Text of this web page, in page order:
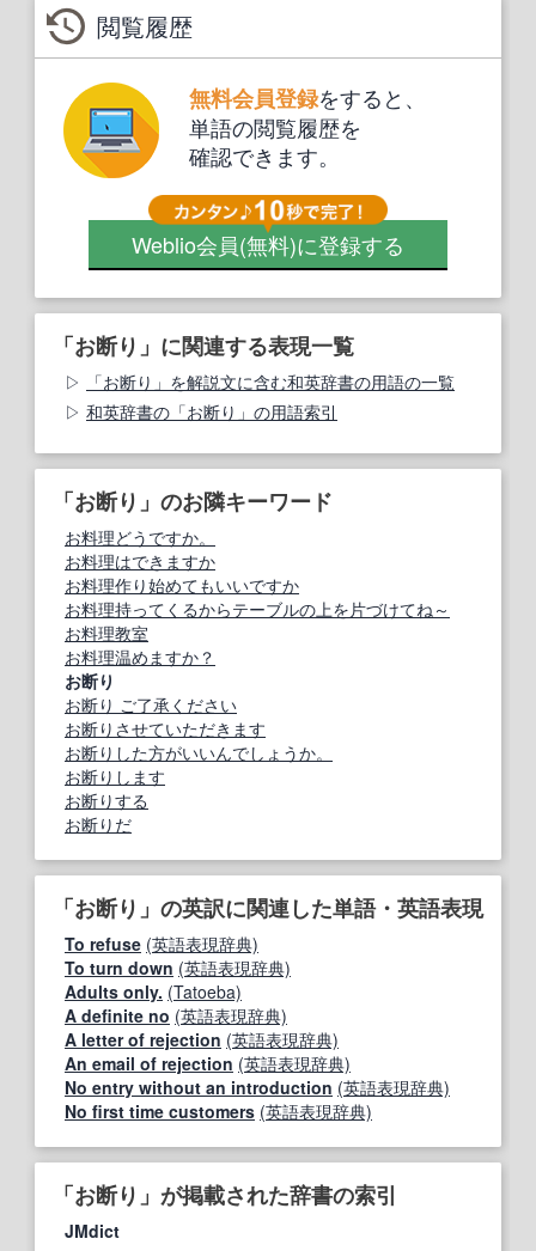
閲覧履歴
無料会員登録をすると、
単語の閲覧履歴を
確認できます。
Weblio会員(無料)に登録する
「お断り」に関連する表現一覧
「お断り」を解説文に含む和英辞書の用語の一覧
和英辞書の「お断り」の用語索引
「お断り」のお隣キーワード
お料理どうですか。
お料理はできますか
お料理作り始めてもいいですか
お料理持ってくるからテーブルの上を片づけてね～
お料理教室
お料理温めますか？
お断り
お断り ご了承ください
お断りさせていただきます
お断りした方がいいんでしょうか。
お断りします
お断りする
お断りだ
「お断り」の英訳に関連した単語・英語表現
To refuse (英語表現辞典)
To turn down (英語表現辞典)
Adults only. (Tatoeba)
A definite no (英語表現辞典)
A letter of rejection (英語表現辞典)
An email of rejection (英語表現辞典)
No entry without an introduction (英語表現辞典)
No first time customers (英語表現辞典)
「お断り」が掲載された辞書の索引
JMdict